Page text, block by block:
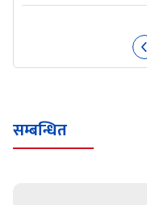
सम्बन्धित